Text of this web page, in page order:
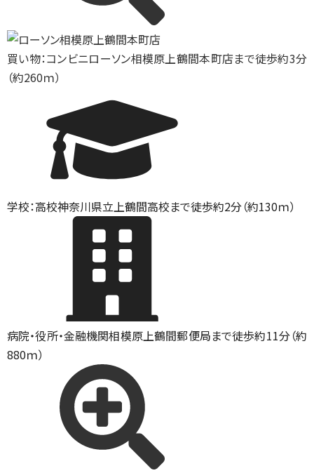
買い物：コンビニローソン相模原上鶴間本町店まで徒歩約3分
（約260ｍ）
学校：高校神奈川県立上鶴間高校まで徒歩約2分（約130ｍ）
病院・役所・金融機関相模原上鶴間郵便局まで徒歩約11分（約
880ｍ）